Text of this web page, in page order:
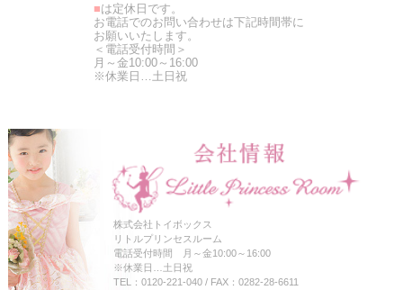
■は定休日です。
お電話でのお問い合わせは下記時間帯に
お願いいたします。
＜電話受付時間＞
月～金10:00～16:00
※休業日…土日祝
株式会社トイボックス
リトルプリンセスルーム
電話受付時間 月～金10:00～16:00
※休業日…土日祝
TEL：0120-221-040 / FAX：0282-28-6611